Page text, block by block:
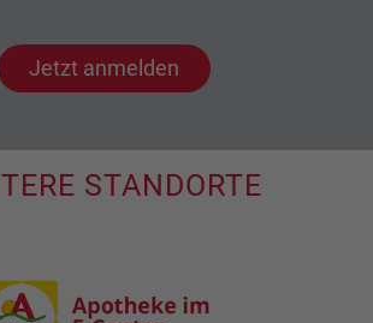
Jetzt anmelden
STANDORTE